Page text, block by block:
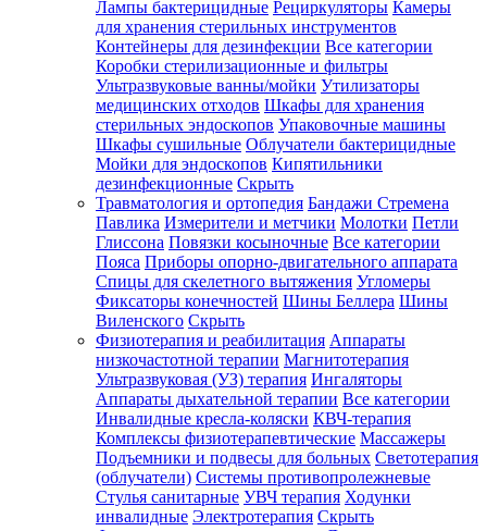
Лампы бактерицидные Рециркуляторы Камеры
для хранения стерильных инструментов
Контейнеры для дезинфекции Все категории
Коробки стерилизационные и фильтры
Ультразвуковые ванны/мойки Утилизаторы
медицинских отходов Шкафы для хранения
стерильных эндоскопов Упаковочные машины
Шкафы сушильные Облучатели бактерицидные
Мойки для эндоскопов Кипятильники
дезинфекционные Скрыть
Травматология и ортопедия Бандажи Стремена
Павлика Измерители и метчики Молотки Петли
Глиссона Повязки косыночные Все категории
Пояса Приборы опорно-двигательного аппарата
Спицы для скелетного вытяжения Угломеры
Фиксаторы конечностей Шины Беллера Шины
Виленского Скрыть
Физиотерапия и реабилитация Аппараты
низкочастотной терапии Магнитотерапия
Ультразвуковая (УЗ) терапия Ингаляторы
Аппараты дыхательной терапии Все категории
Инвалидные кресла-коляски КВЧ-терапия
Комплексы физиотерапевтические Массажеры
Подъемники и подвесы для больных Светотерапия
(облучатели) Системы противопролежневые
Стулья санитарные УВЧ терапия Ходунки
инвалидные Электротерапия Скрыть